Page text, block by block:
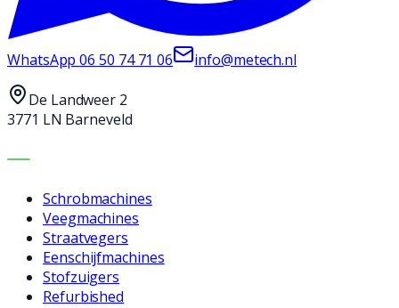
WhatsApp06 50 74 71 06 info@metech.nl
De Landweer 2
3771 LN Barneveld
MACHINES
Schrobmachines
Veegmachines
Straatvegers
Eenschijfmachines
Stofzuigers
Refurbished